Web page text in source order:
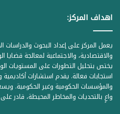
اهداف المركز:
يعمل المركز على إعداد البحوث والدراسات
والاقتصادية، والاجتماعية لمعالجة قضايا
يختص بتحليل التطورات على المستويات
استجابات فعالة. يقدم استشارات أكاديمية
والمؤسسات الحكومية وغير الحكومية.
واعٍ بالتحديات والمخاطر المحيطة، قادر